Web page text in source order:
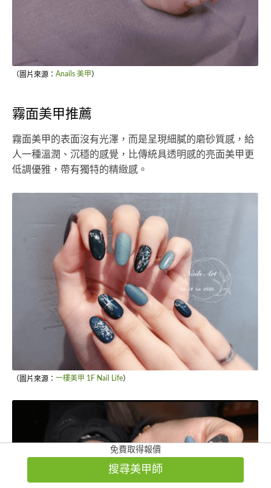
（圖片來源： Anails 美甲）
霧面美甲推薦
霧面美甲的表面沒有光澤，而是呈現細膩的磨砂質感，給
人一種溫潤、沉穩的感覺，比傳統具透明感的亮面美甲更
低調優雅，帶有獨特的精緻感。
（圖片來源： 一樓美甲 1F Nail Life）
免費取得報價
搜尋美甲師